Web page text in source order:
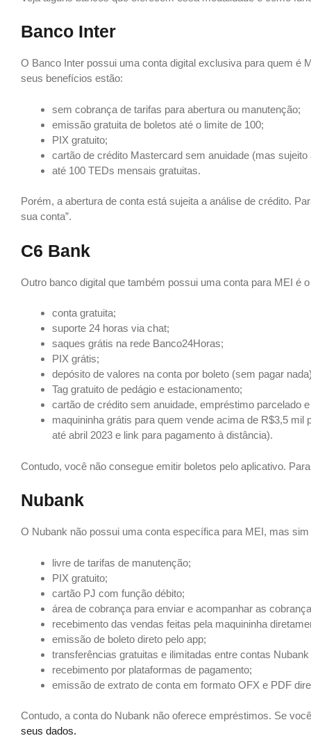
Banco Inter
O Banco Inter possui uma conta digital exclusiva para quem é
seus benefícios estão:
sem cobrança de tarifas para abertura ou manutenção;
emissão gratuita de boletos até o limite de 100;
PIX gratuito;
cartão de crédito Mastercard sem anuidade (mas
até 100 TEDs mensais gratuitas.
Porém, a abertura de conta está sujeita a análise de crédito.
sua conta”.
C6 Bank
Outro banco digital que também possui uma conta para MEI é
conta gratuita;
suporte 24 horas via chat;
saques grátis na rede Banco24Horas;
PIX grátis;
depósito de valores na conta por boleto (sem pagar
Tag gratuito de pedágio e estacionamento;
cartão de crédito sem anuidade, empréstimo parcelado
maquininha grátis para quem vende acima de R$3,5
até abril 2023 e link para pagamento à distância).
Contudo, você não consegue emitir boletos pelo aplicativo.
Nubank
O Nubank não possui uma conta específica para MEI, mas
livre de tarifas de manutenção;
PIX gratuito;
cartão PJ com função débito;
área de cobrança para enviar e acompanhar as
recebimento das vendas feitas pela maquininha
emissão de boleto direto pelo app;
transferências gratuitas e ilimitadas entre contas
recebimento por plataformas de pagamento;
emissão de extrato de conta em formato OFX e PDF
Contudo, a conta do Nubank não oferece empréstimos. Se
seus dados.